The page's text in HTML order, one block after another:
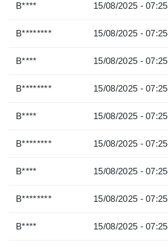
B**** 15/08/2025 - 07:25
B******** 15/08/2025 - 07:25
B**** 15/08/2025 - 07:25
B******** 15/08/2025 - 07:25
B**** 15/08/2025 - 07:25
B******** 15/08/2025 - 07:25
B**** 15/08/2025 - 07:25
B******** 15/08/2025 - 07:25
B**** 15/08/2025 - 07:25